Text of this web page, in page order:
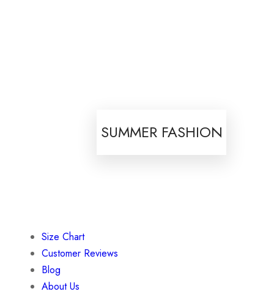
SUMMER FASHION
Size Chart
Customer Reviews
Blog
About Us